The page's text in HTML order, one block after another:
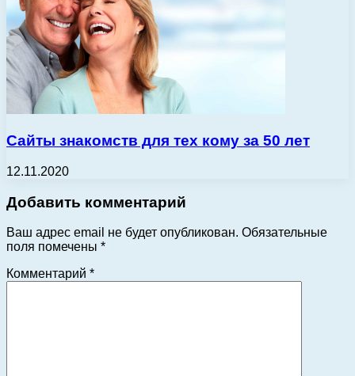
Сайты знакомств для тех кому за 50 лет
12.11.2020
Добавить комментарий
Ваш адрес email не будет опубликован. Обязательные
поля помечены *
Комментарий *